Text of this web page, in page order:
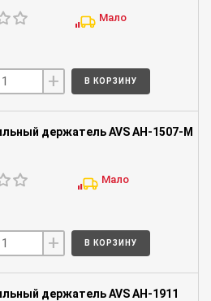
Мало
+ В КОРЗИНУ
держатель AVS AH-1507-M
Мало
+ В КОРЗИНУ
держатель AVS AH-1911